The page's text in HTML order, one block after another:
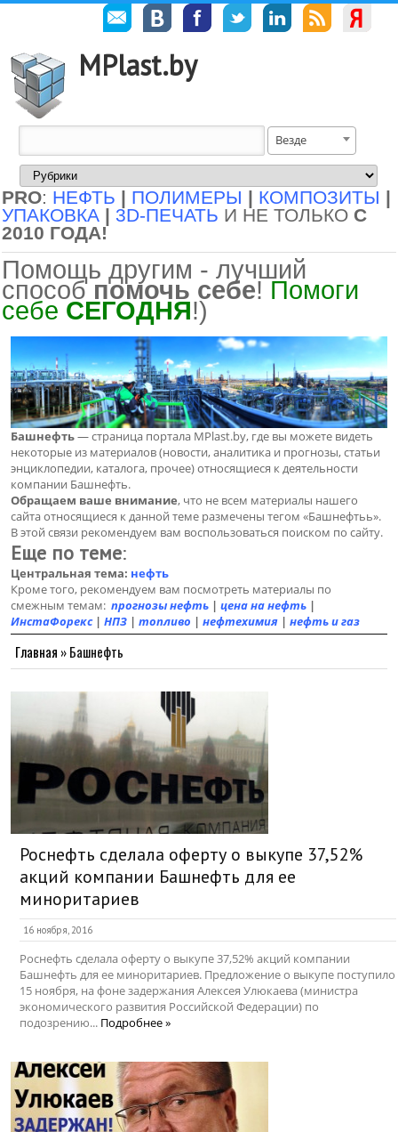
MPlast.by
Везде
PRO: НЕФТЬ | ПОЛИМЕРЫ | КОМПОЗИТЫ |
УПАКОВКА | 3D-ПЕЧАТЬ И НЕ ТОЛЬКО С
2010 ГОДА!
Помощь другим - лучший
способ помочь себе! Помоги
себе СЕГОДНЯ!)
Башнефть— страница портала MPlast.by, где вы можете видеть
некоторые из материалов (новости, аналитика и прогнозы, статьи
энциклопедии, каталога, прочее) относящиеся к деятельности
компании Башнефть.
Обращаем ваше внимание, что не всем материалы нашего
сайта относящиеся к данной теме размечены тегом «Башнефтьь».
В этой связи рекомендуем вам воспользоваться поиском по сайту.
Еще по теме:
Центральная тема: нефть
Кроме того, рекомендуем вам посмотреть материалы по
смежным темам: прогнозы нефть | цена на нефть |
ИнстаФорекс | НПЗ | топливо | нефтехимия | нефть и газ
Главная »Башнефть
Роснефть сделала оферту о выкупе 37,52%
акций компании Башнефть для ее
миноритариев
16 ноября, 2016
Роснефть сделала оферту о выкупе 37,52% акций компании
Башнефть для ее миноритариев. Предложение о выкупе поступило
15 ноября, на фоне задержания Алексея Улюкаева (министра
экономического развития Российской Федерации) по
подозрению... Подробнее »